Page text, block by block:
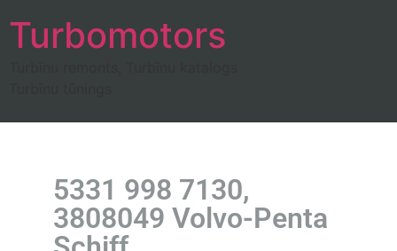
Turbomotors
5331 998 7130,
3808049 Volvo-Penta